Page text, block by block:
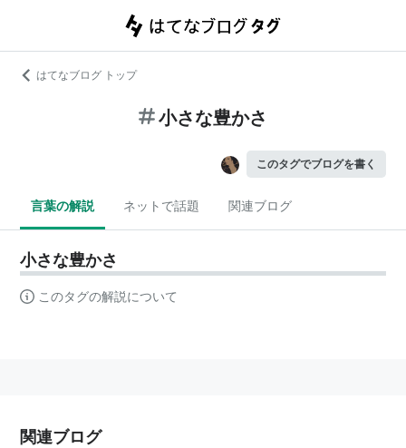
はてなブログ トップ
小さな豊かさ
このタグでブログを書く
言葉の解説 ネットで話題 関連ブログ
小さな豊かさ
このタグの解説について
関連ブログ